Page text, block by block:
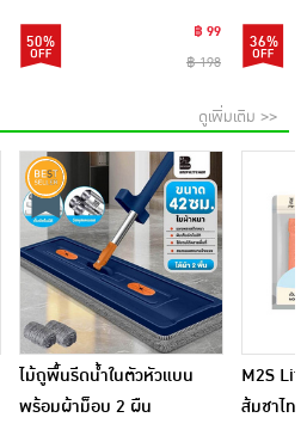
50%
฿ 99
฿ 198
36%
ดูเพิ่มเติม >>
ไม้ถูพื้นรีดน้ำในตัวหัวแบน
พร้อมผ้าม็อบ 2 ผืน
M2S
ส้มชาไท